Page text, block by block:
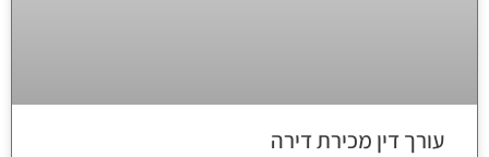
עורך דין מכירת דירה